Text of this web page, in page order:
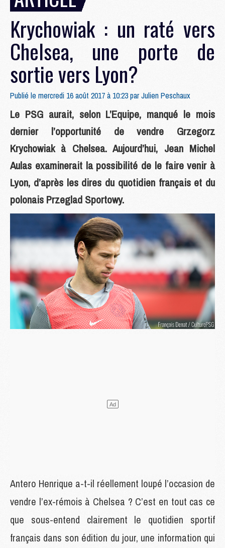
Krychowiak : un raté vers
Chelsea, une porte de
sortie vers Lyon?
Publié le mercredi 16 août 2017 à 10:23 parJulien Peschaux
Le PSG aurait, selon L’Equipe, manqué le mois
dernier l’opportunité de vendre Grzegorz
Krychowiak à Chelsea. Aujourd’hui, Jean Michel
Aulas examinerait la possibilité de le faire venir à
Lyon, d’après les dires du quotidien français et du
polonais Przeglad Sportowy.
Antero Henrique a-t-il réellement loupé l’occasion de
vendre l’ex-rémois à Chelsea ? C’est en tout cas ce
que sous-entend clairement le quotidien sportif
français dans son édition du jour, une information qui